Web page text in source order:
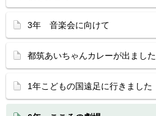
3年 音楽会に向けて
都筑あいちゃんカレーが出ました
1年こどもの国遠足に行きました